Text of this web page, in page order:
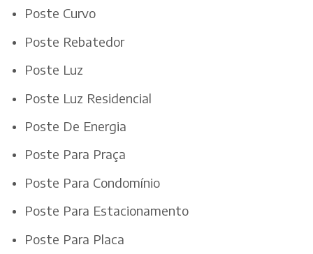
Poste Curvo
Poste Rebatedor
Poste Luz
Poste Luz Residencial
Poste De Energia
Poste Para Praça
Poste Para Condomínio
Poste Para Estacionamento
Poste Para Placa